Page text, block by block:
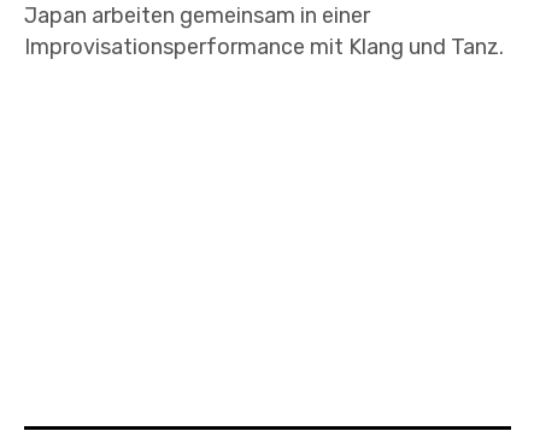
Japan arbeiten gemeinsam in einer
Improvisationsperformance mit Klang und Tanz.